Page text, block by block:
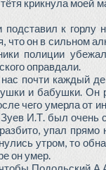
крикнула
к горлу
что он в сильном
полиции
оправдали.
почти каждый
и бабушки.
чего умерла от
И.Т. был
упал
утром, то
он умер.